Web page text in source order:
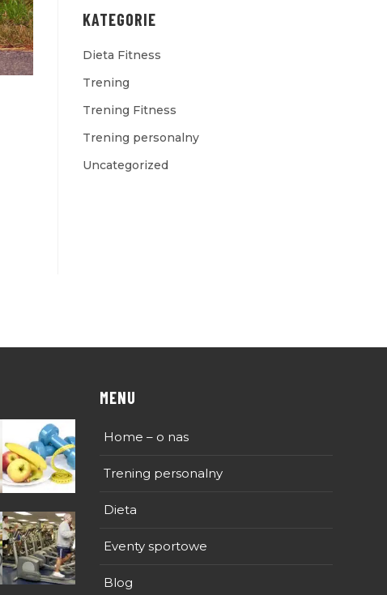
KATEGORIE
Dieta Fitness
Trening
Trening Fitness
Trening personalny
Uncategorized
MENU
Home – o nas
Trening personalny
Dieta
Eventy sportowe
Blog